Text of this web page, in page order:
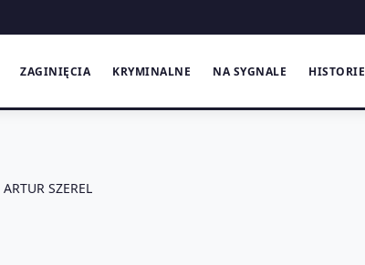
ZAGINIĘCIA KRYMINALNE NA SYGNALE HISTORIE
ARTUR SZEREL